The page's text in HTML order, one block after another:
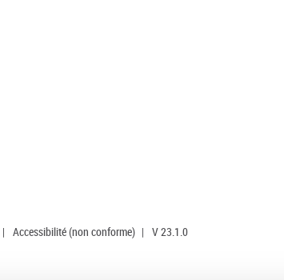
| Accessibilité (non conforme) | V 23.1.0